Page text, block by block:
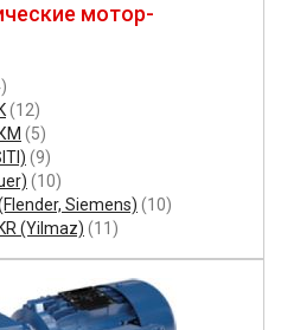
мотор-
(12)
(5)
(9)
(10)
Siemens) (10)
(Yilmaz) (11)